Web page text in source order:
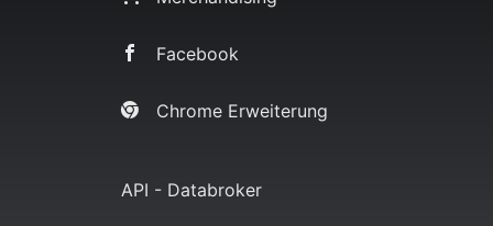
Facebook
Chrome Erweiterung
API - Databroker